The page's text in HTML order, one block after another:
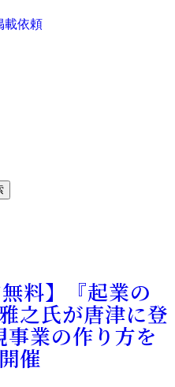
載依頼
料】『起業の
之氏が唐津に登
業の作り方を
催